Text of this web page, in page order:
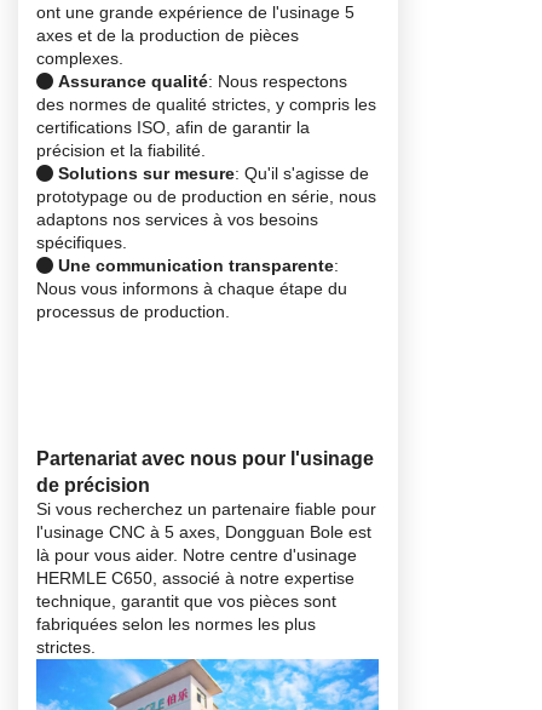
ont une grande expérience de l'usinage 5
axes et de la production de pièces
complexes.
Assurance qualité: Nous respectons
des normes de qualité strictes, y compris les
certifications ISO, afin de garantir la
précision et la fiabilité.
Solutions sur mesure: Qu'il s'agisse de
prototypage ou de production en série, nous
adaptons nos services à vos besoins
spécifiques.
Une communication transparente:
Nous vous informons à chaque étape du
processus de production.
Partenariat avec nous pour l'usinage
de précision
Si vous recherchez un partenaire fiable pour
l'usinage CNC à 5 axes, Dongguan Bole est
là pour vous aider. Notre centre d'usinage
HERMLE C650, associé à notre expertise
technique, garantit que vos pièces sont
fabriquées selon les normes les plus
strictes.